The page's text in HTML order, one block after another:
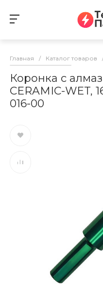
Главная / Каталог товаров
Коронка с
CERAMIC-WET,
016-00